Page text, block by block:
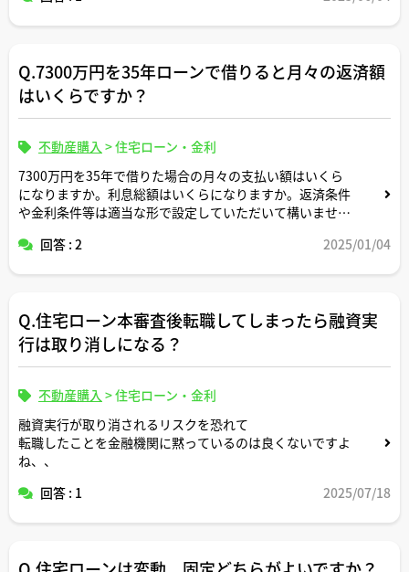
Q.7300万円を35年ローンで借りると月々の返済額
はいくらですか？
不動産購入 >住宅ローン・金利
7300万円を35年で借りた場合の月々の支払い額はいくら
になりますか。利息総額はいくらになりますか。返済条件
や金利条件等は適当な形で設定していただいて構いませ
ョンを記載いただけると助かります。よろしくお願いしま
回答 : 2 2025/01/04
Q.住宅ローン本審査後転職してしまったら融資実
行は取り消しになる？
不動産購入 >住宅ローン・金利
融資実行が取り消されるリスクを恐れて
転職したことを金融機関に黙っているのは良くないですよ
ね、、
回答 : 1
2025/07/18